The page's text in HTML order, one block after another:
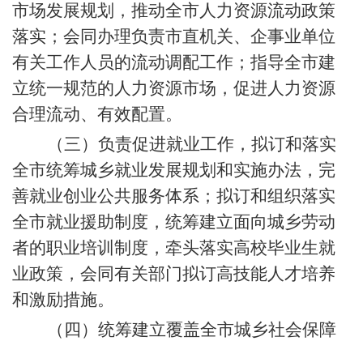
市场发展规划，推动全市人力资源流动政策
落实；会同办理负责市直机关、企事业单位
有关工作人员的流动调配工作；指导全市建
立统一规范的人力资源市场，促进人力资源
合理流动、有效配置。
（三）负责促进就业工作，拟订和落实
全市统筹城乡就业发展规划和实施办法，完
善就业创业公共服务体系；拟订和组织落实
全市就业援助制度，统筹建立面向城乡劳动
者的职业培训制度，牵头落实高校毕业生就
业政策，会同有关部门拟订高技能人才培养
和激励措施。
（四）统筹建立覆盖全市城乡社会保障